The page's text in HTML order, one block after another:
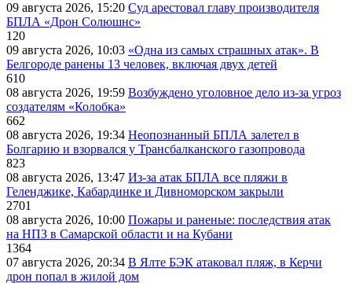
09 августа 2026, 15:20 Суд арестовал главу производителя
БПЛА «Дрон Солюшнс»
120
09 августа 2026, 10:03 «Одна из самых страшных атак». В
Белгороде ранены 13 человек, включая двух детей
610
08 августа 2026, 19:59 Возбуждено уголовное дело из-за угроз
создателям «Колобка»
662
08 августа 2026, 19:34 Неопознанный БПЛА залетел в
Болгарию и взорвался у Трансбалканского газопровода
823
08 августа 2026, 13:47 Из-за атак БПЛА все пляжи в
Геленджике, Кабардинке и Дивноморском закрыли
2701
08 августа 2026, 10:00 Пожары и раненые: последствия атак
на НПЗ в Самарской области и на Кубани
1364
07 августа 2026, 20:34 В Ялте БЭК атаковал пляж, в Керчи
дрон попал в жилой дом